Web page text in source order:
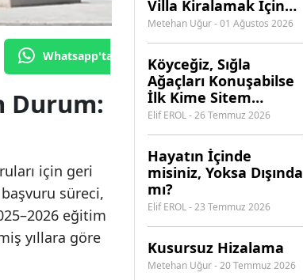
Whatsapp'tan Gönder
Durum:
için geri
başvuru süreci,
eğitim
yıllara göre
Villa Kiralamak İçin
Hangi Acenteye
Güvenebilirsiniz?
Metehan Uğur - 01 Ağustos 2026
Köyceğiz, Sığla
Ağaçları Konuşabilse
İlk Kime Sitem
Ederdi?
Elif EROL - 26 Temmuz 2026
Hayatın İçinde
misiniz, Yoksa Dışında
mı?
Elif EROL - 23 Temmuz 2026
Kusursuz Hizalama
Metehan Uğur - 20 Temmuz 2026